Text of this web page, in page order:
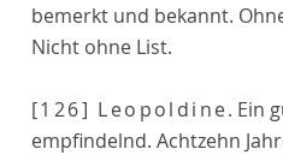
bemerkt und bekannt.
Nicht ohne List.
[126] Leopoldine. Ein
empfindelnd. Achtzehn